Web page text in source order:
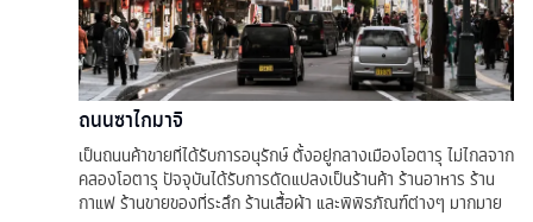
ถนนซาไกมาจิ
เป็นถนนค้าขายที่ได้รับการอนุรักษ์ ตั้งอยู่กลางเมืองโอตารุ ไม่ไกลจาก
คลองโอตารุ ปัจจุบันได้รับการดัดแปลงเป็นร้านค้า ร้านอาหาร ร้าน
กาแฟ ร้านขายของที่ระลึก ร้านเสื้อผ้า และพิพิธภัณฑ์ต่างๆ มากมาย